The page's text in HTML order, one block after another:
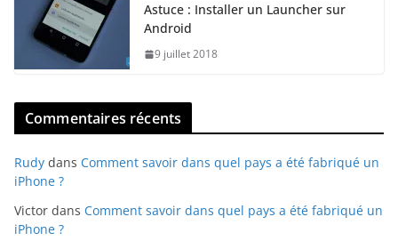
Astuce : Installer un Launcher sur
Android
9 juillet 2018
Commentaires récents
Rudy dans Comment savoir dans quel pays a été fabriqué un
iPhone ?
Victor dans Comment savoir dans quel pays a été fabriqué un
iPhone ?